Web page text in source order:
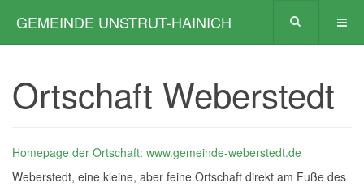
GEMEINDE UNSTRUT-HAINICH
Ortschaft Weberstedt
Homepage der Ortschaft: www.gemeinde-weberstedt.de
Weberstedt, eine kleine, aber feine Ortschaft direkt am Fuße des